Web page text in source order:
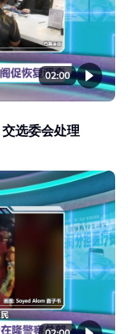
02:00
选委会处理